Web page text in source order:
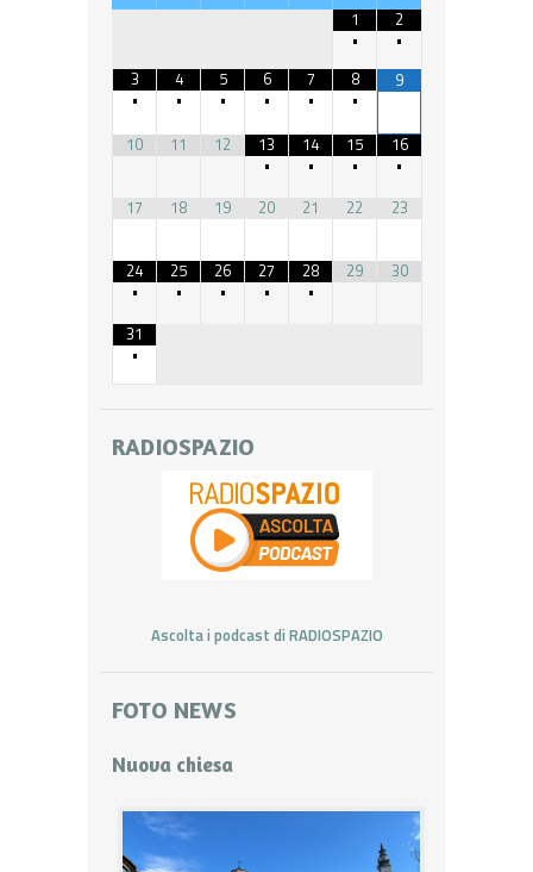
1
•
2
•
3
•
4
•
5
•
6
•
7
•
8
•
9
10 11 12
13
•
14
•
15
•
16
•
17
18 19 20 21 22 23
24
•
25
•
26
•
27
•
28
•
29 30
31
•
RADIOSPAZIO
Ascolta i podcast di RADIOSPAZIO
FOTO NEWS
Nuova chiesa